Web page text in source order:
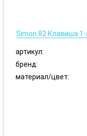
Simon 82 Клавиша
артикул:
бренд:
материал/цвет: